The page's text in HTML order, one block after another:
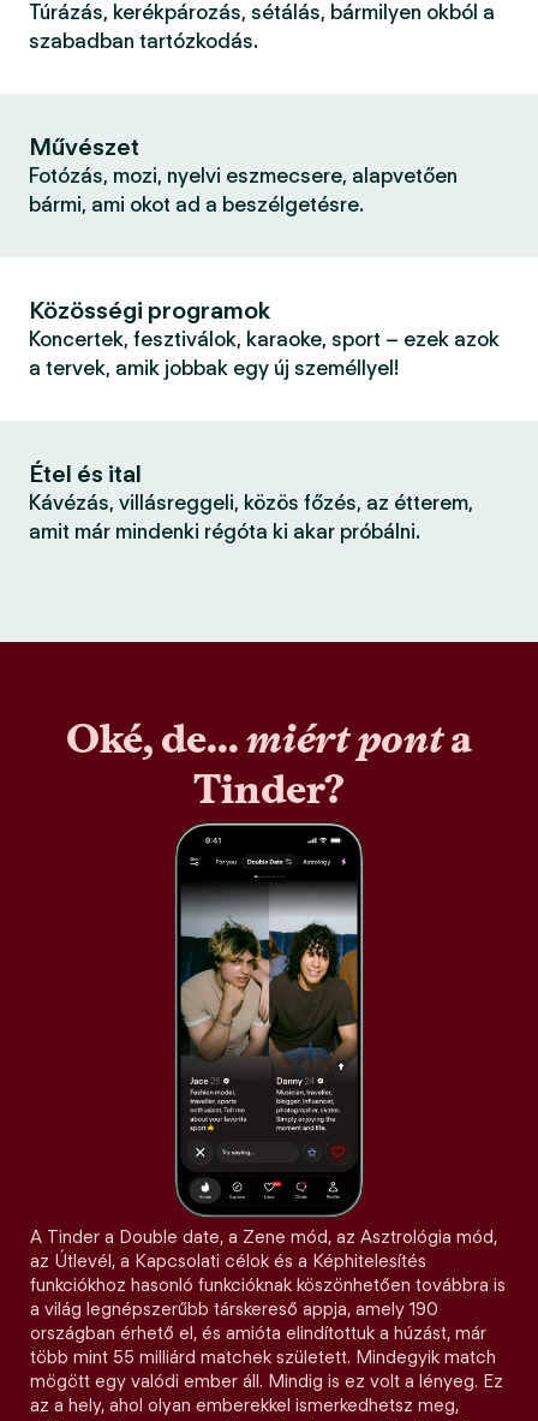
Túrázás, kerékpározás, sétálás, bármilyen okból a
szabadban tartózkodás.
Művészet
Fotózás, mozi, nyelvi eszmecsere, alapvetően
bármi, ami okot ad a beszélgetésre.
Közösségi programok
Koncertek, fesztiválok, karaoke, sport – ezek azok
a tervek, amik jobbak egy új személlyel!
Étel és ital
Kávézás, villásreggeli, közös főzés, az étterem,
amit már mindenki régóta ki akar próbálni.
Oké, de...miért ponta
Tinder?
A Tinder a Double date, a Zene mód, az Asztrológia mód,
az Útlevél, a Kapcsolati célok és a Képhitelesítés
funkciókhoz hasonló funkcióknak köszönhetően továbbra is
a világ legnépszerűbb társkereső appja, amely 190
országban érhető el, és amióta elindítottuk a húzást, már
több mint 55 milliárd matchek született. Mindegyik match
mögött egy valódi ember áll. Mindig is ez volt a lényeg. Ez
az a hely, ahol olyan emberekkel ismerkedhetsz meg,